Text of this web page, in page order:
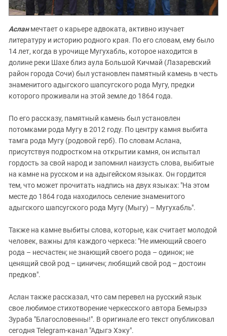
Асланмечтает о карьере адвоката, активно изучает
литературу и историю родного края. По его словам, ему было
14 лет, когда в урочище Мугухабль, которое находится в
долине реки Шахе близ аула Большой Кичмай (Лазаревский
район города Сочи) был установлен памятный камень в честь
знаменитого ⁠адыгского шапсугского рода Мугу, предки
которого проживали на этой земле до 1864 года.
По его рассказу, памятный камень был установлен
потомками рода Мугу в 2012 году. По центру камня выбита
тамга рода Мугу (родовой герб). По словам Аслана,
присутствуя подростком на открытии камня, он испытал
гордость за свой народ и запомнил наизусть слова, выбитые
на камне на русском и на адыгейском языках. Он гордится
тем, что может прочитать надпись на двух языках: "На этом
месте до 1864 года находилось селение знаменитого
⁠адыгского шапсугского рода Мугу (Мыгу) – Мугухабль".
Также на камне выбиты слова, которые, как считает молодой
человек, важны для каждого черкеса: "Не имеющий своего
рода – несчастен; не знающий своего рода – одинок; не
ценящий свой род – циничен; любящий свой род – достоин
предков".
Аслан также рассказал, что сам перевел на русский язык
свое любимое стихотворение черкесского автора Бемырзэ
Зураба "Благословенны!". В оригинале его текст опубликовал
сегодня Telegram-канал "Адыгэ Хэку".